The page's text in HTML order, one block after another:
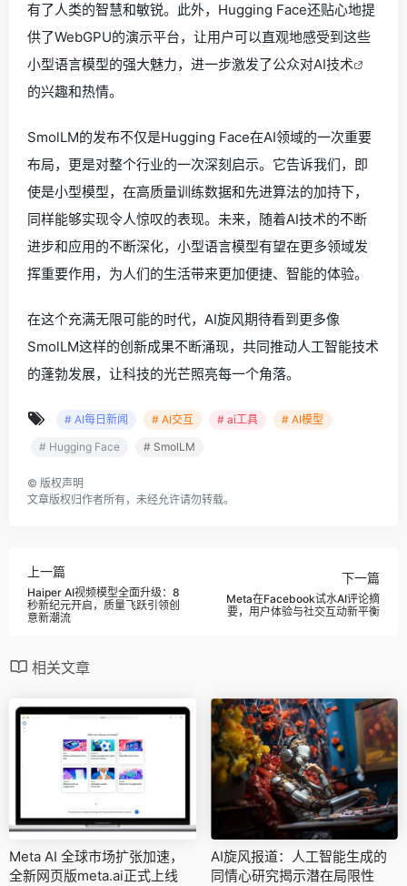
有了人类的智慧和敏锐。此外，Hugging Face还贴心地提
供了WebGPU的演示平台，让用户可以直观地感受到这些
小型语言模型的强大魅力，进一步激发了公众对AI技术
的兴趣和热情。
SmolLM的发布不仅是Hugging Face在AI领域的一次重要
布局，更是对整个行业的一次深刻启示。它告诉我们，即
使是小型模型，在高质量训练数据和先进算法的加持下，
同样能够实现令人惊叹的表现。未来，随着AI技术的不断
进步和应用的不断深化，小型语言模型有望在更多领域发
挥重要作用，为人们的生活带来更加便捷、智能的体验。
在这个充满无限可能的时代，AI旋风期待看到更多像
SmolLM这样的创新成果不断涌现，共同推动人工智能技术
的蓬勃发展，让科技的光芒照亮每一个角落。
# AI每日新闻 # AI交互 # ai工具
# AI模型
# Hugging Face
# SmolLM
© 版权声明
文章版权归作者所有，未经允许请勿转载。
上一篇
Haiper AI视频模型全面升级：8
秒新纪元开启，质量飞跃引领创
意新潮流
下一篇
Meta在Facebook试水AI评论摘
要，用户体验与社交互动新平衡
相关文章
Meta AI 全球市场扩张加速，
全新网页版meta.ai正式上线
AI旋风报道：人工智能生成的
同情心研究揭示潜在局限性